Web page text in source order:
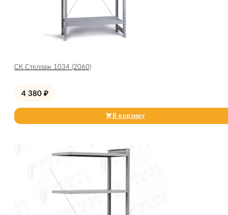
СК Стеллаж 1034 (2060)
4 380 ₽
В корзину